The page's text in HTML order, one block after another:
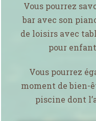
Vous pourrez
bar avec son
de loisirs avec
pour
Vous pourrez
moment de bien-
piscine dont